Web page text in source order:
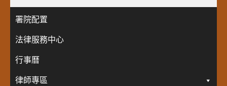
署院配置
法律服務中心
行事曆
律師專區